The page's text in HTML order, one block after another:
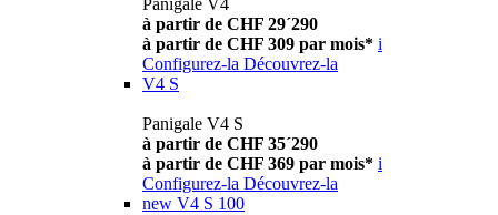
Panigale V4
à partir de CHF 29´290
à partir de CHF 309 par mois* i
Configurez-la Découvrez-la
V4 S
Panigale V4 S
à partir de CHF 35´290
à partir de CHF 369 par mois* i
Configurez-la Découvrez-la
new V4 S 100